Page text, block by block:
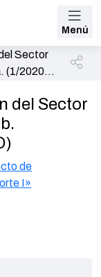
Menú
Sector
(1/2020-
del Sector
de
I»